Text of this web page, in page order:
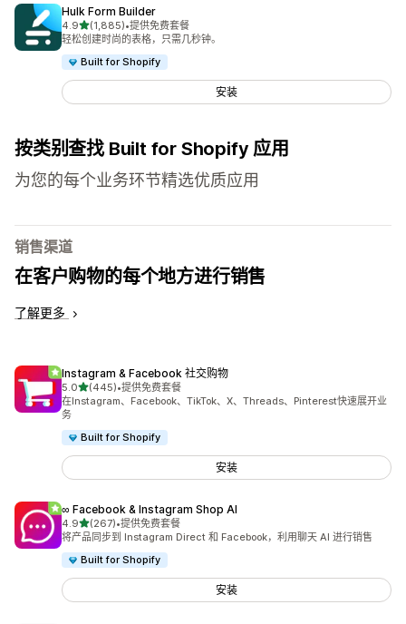
Hulk Form Builder
4.9星（满分 5 星）
(1,885)
总共 1885 条评论
•提供免费套餐
轻松创建时尚的表格，只需几秒钟。
Built for Shopify
安装
按类别查找 Built for Shopify 应用
为您的每个业务环节精选优质应用
销售渠道
在客户购物的每个地方进行销售
了解更多
Instagram & Facebook 社交购物
5.0星（满分 5 星）
(445)
总共 445 条评论
•提供免费套餐
在Instagram、Facebook、TikTok、X、Threads、Pinterest快速展开业
务
Built for Shopify
安装
∞ Facebook & Instagram Shop AI
4.9星（满分 5 星）
(267)
总共 267 条评论
•提供免费套餐
将产品同步到 Instagram Direct 和 Facebook，利用聊天 AI 进行销售
Built for Shopify
安装